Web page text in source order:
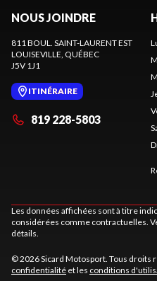
NOUS JOINDRE
811 BOUL. SAINT-LAURENT EST
LOUISEVILLE, QUÉBEC
J5V 1J1
ITINÉRAIRE
819 228-5803
Les données affichées sont à titre
considérées comme contractuelles.
détails.
© 2026 Sicard Motosport. Tous droits
confidentialité et les conditions